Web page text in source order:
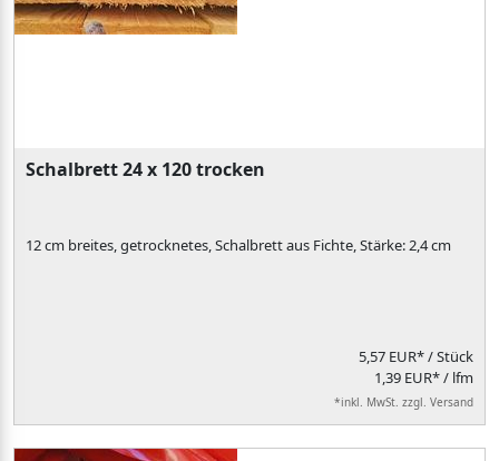
Schalbrett 24 x 120 trocken
12 cm breites, getrocknetes, Schalbrett aus Fichte, Stärke: 2,4 cm
5,57 EUR*/ Stück
1,39 EUR* / lfm
*inkl. MwSt. zzgl. Versand